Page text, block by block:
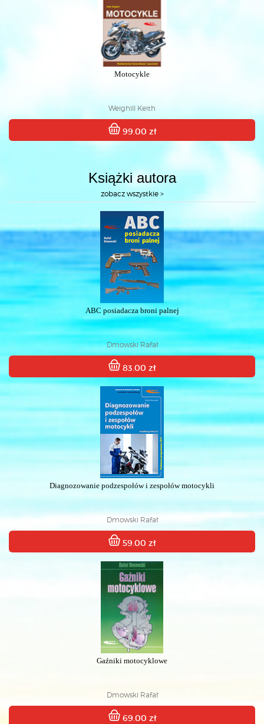
Motocykle
Weighill Keith
99.00 zł
Książki autora
zobacz wszystkie >
ABC posiadacza broni palnej
Dmowski Rafał
83.00 zł
Diagnozowanie podzespołów i zespołów motocykli
Dmowski Rafał
59.00 zł
Gaźniki motocyklowe
Dmowski Rafał
69.00 zł